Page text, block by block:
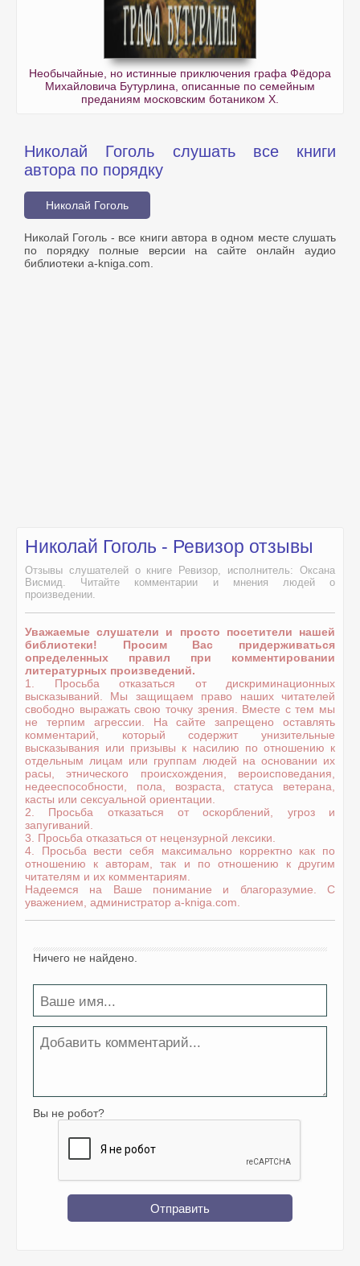
Необычайные, но истинные приключения графа Фёдора
Михайловича Бутурлина, описанные по семейным
преданиям московским ботаником Х.
Николай Гоголь слушать все книги
автора по порядку
Николай Гоголь
Николай Гоголь - все книги автора в одном месте слушать
по порядку полные версии на сайте онлайн аудио
библиотеки a-kniga.com.
Николай Гоголь - Ревизор отзывы
Отзывы слушателей о книге Ревизор, исполнитель: Оксана
Висмид. Читайте комментарии и мнения людей о
произведении.
Уважаемые слушатели и просто посетители нашей
библиотеки! Просим Вас придерживаться
определенных правил при комментировании
литературных произведений.
1. Просьба отказаться от дискриминационных
высказываний. Мы защищаем право наших читателей
свободно выражать свою точку зрения. Вместе с тем мы
не терпим агрессии. На сайте запрещено оставлять
комментарий, который содержит унизительные
высказывания или призывы к насилию по отношению к
отдельным лицам или группам людей на основании их
расы, этнического происхождения, вероисповедания,
недееспособности, пола, возраста, статуса ветерана,
касты или сексуальной ориентации.
2. Просьба отказаться от оскорблений, угроз и
запугиваний.
3. Просьба отказаться от нецензурной лексики.
4. Просьба вести себя максимально корректно как по
отношению к авторам, так и по отношению к другим
читателям и их комментариям.
Надеемся на Ваше понимание и благоразумие. С
уважением, администратор a-kniga.com.
Ничего не найдено.
Вы не робот?
Отправить